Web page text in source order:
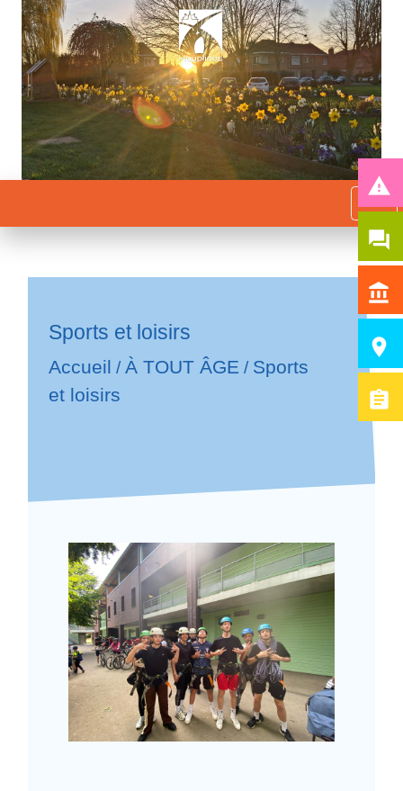
menu
Sports et loisirs
Accueil / À TOUT ÂGE / Sports
et loisirs
report_problem
question_answer
account_balance
room
assignment